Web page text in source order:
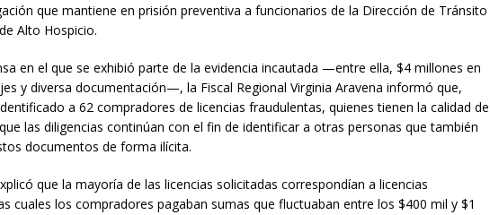
que mantiene en prisión preventiva a funcionarios de la Dirección de Tránsito
Alto Hospicio.
en el que se exhibió parte de la evidencia incautada —entre ella, $4 millones en
y diversa documentación—, la Fiscal Regional Virginia Aravena informó que,
a 62 compradores de licencias fraudulentas, quienes tienen la calidad de
las diligencias continúan con el fin de identificar a otras personas que también
documentos de forma ilícita.
que la mayoría de las licencias solicitadas correspondían a licencias
cuales los compradores pagaban sumas que fluctuaban entre los $400 mil y $1